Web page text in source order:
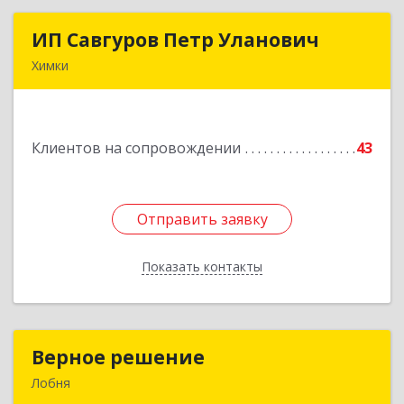
ИП Савгуров Петр Уланович
Химки
Клиентов на сопровождении 43
Отправить заявку
Показать контакты
ИП Савгуров Петр Уланович
Подробнее
Отправить заявку
Назад
Верное решение
Лобня
Верное решение